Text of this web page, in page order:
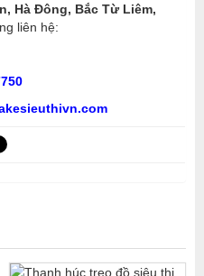
Hà Đông, Bắc Từ Liêm,
liên hệ: